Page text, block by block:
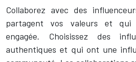
Collaborez avec des
partagent vos valeurs et qui
engagée. Choisissez des
authentiques et qui ont une